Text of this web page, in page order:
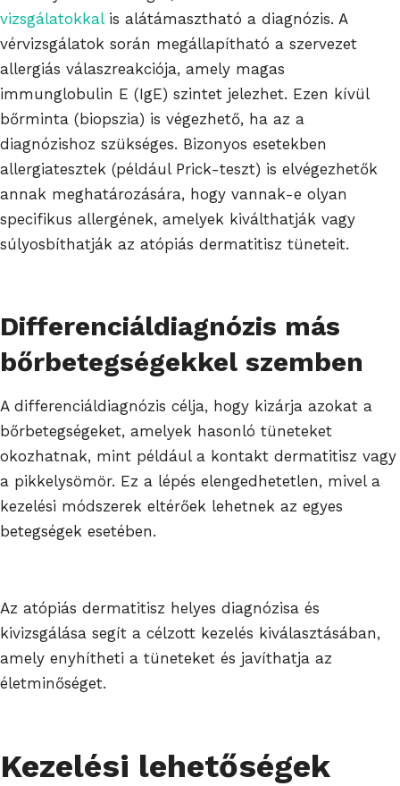
vizsgálatokkalis alátámasztható a diagnózis. A
vérvizsgálatok során megállapítható a szervezet
allergiás válaszreakciója, amely magas
immunglobulin E (IgE) szintet jelezhet. Ezen kívül
bőrminta (biopszia) is végezhető, ha az a
diagnózishoz szükséges. Bizonyos esetekben
allergiatesztek (például Prick-teszt) is elvégezhetők
annak meghatározására, hogy vannak-e olyan
specifikus allergének, amelyek kiválthatják vagy
súlyosbíthatják az atópiás dermatitisz tüneteit.
Differenciáldiagnózis más
bőrbetegségekkel szemben
A differenciáldiagnózis célja, hogy kizárja azokat a
bőrbetegségeket, amelyek hasonló tüneteket
okozhatnak, mint például a kontakt dermatitisz vagy
a pikkelysömör. Ez a lépés elengedhetetlen, mivel a
kezelési módszerek eltérőek lehetnek az egyes
betegségek esetében.
Az atópiás dermatitisz helyes diagnózisa és
kivizsgálása segít a célzott kezelés kiválasztásában,
amely enyhítheti a tüneteket és javíthatja az
életminőséget.
Kezelési lehetőségek